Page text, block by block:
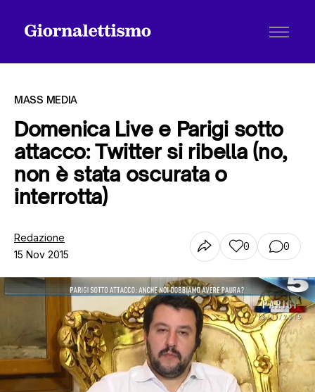
Tutti gli articoli
MASS MEDIA
Domenica Live e Parigi sotto
attacco: Twitter si ribella (no,
non è stata oscurata o
interrotta)
Redazione
15 Nov 2015
0 0